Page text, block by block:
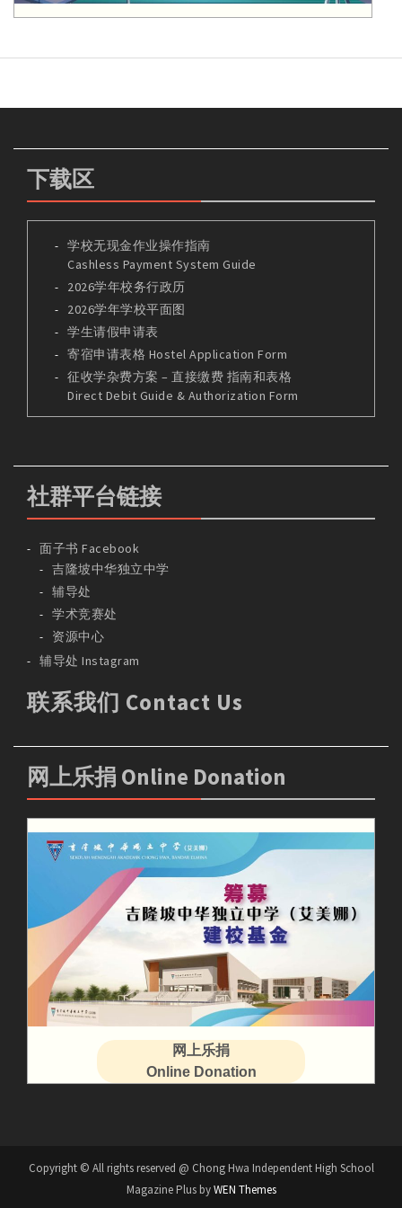
下载区
学校无现金作业操作指南
Cashless Payment System Guide
2026学年校务行政历
2026学年学校平面图
学生请假申请表
寄宿申请表格 Hostel Application Form
征收学杂费方案 – 直接缴费 指南和表格
Direct Debit Guide & Authorization Form
社群平台链接
面子书 Facebook
吉隆坡中华独立中学
辅导处
学术竞赛处
资源中心
辅导处 Instagram
联系我们 Contact Us
网上乐捐 Online Donation
网上乐捐
Online Donation
Copyright © All rights reserved @ Chong Hwa Independent High School
Magazine Plus byWEN Themes